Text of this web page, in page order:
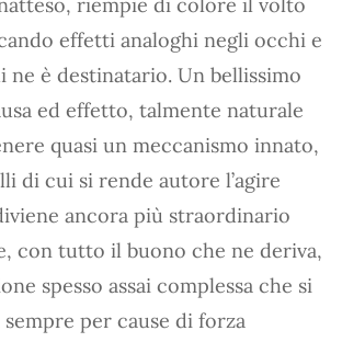
effetti analoghi negli occhi e
ne è destinatario. Un bellissimo
ed effetto, talmente naturale
quasi un meccanismo innato,
di cui si rende autore l’agire
ancora più straordinario
con tutto il buono che ne deriva,
spesso assai complessa che si
per cause di forza